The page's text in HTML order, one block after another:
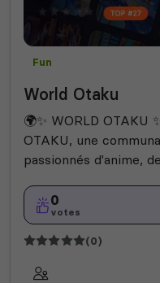
Fun
World Otaku
🌍✨ WORLD OTAKU
OTAKU, une
passionnés d'anime,
0
votes
(0)